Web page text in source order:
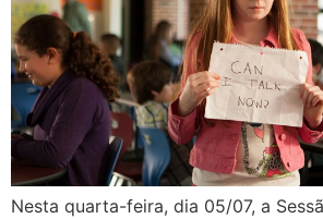
Nesta quarta-feira, dia 05/07, a